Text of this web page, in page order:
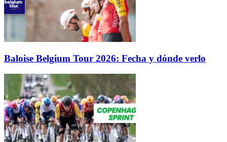
Baloise Belgium Tour 2026: Fecha y dónde verlo